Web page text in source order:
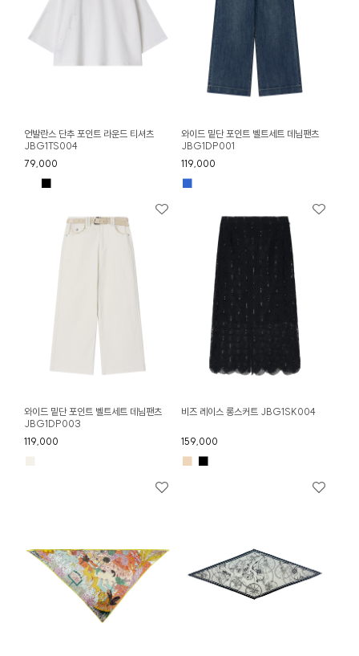
언발란스 단추 포인트 라운드 티셔츠
JBG1TS004
79,000
■
와이드 밑단 포인트 벨트세트 데님팬츠
JBG1DP001
119,000
■
와이드 밑단 포인트 벨트세트 데님팬츠
JBG1DP003
119,000
비즈 레이스 롱스커트 JBG1SK004
159,000
■ ■